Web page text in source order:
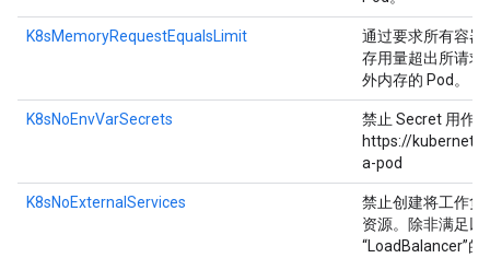
K8sMemoryRequestEqualsLimit
通过要求所有容器
存用量超出所请
外内存的 Pod。
K8sNoEnvVarSecrets
禁止 Secret 用作
https://
a-pod
K8sNoExternalServices
禁止创建将工作负
资源。除非满足以
“LoadBalancer”